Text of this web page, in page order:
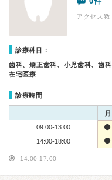
アクセス
診療科目：
歯科、矯正歯科、小児歯科、歯
在宅医療
診療時間
月
09:00-13:00
14:00-18:00
14:00-17:00